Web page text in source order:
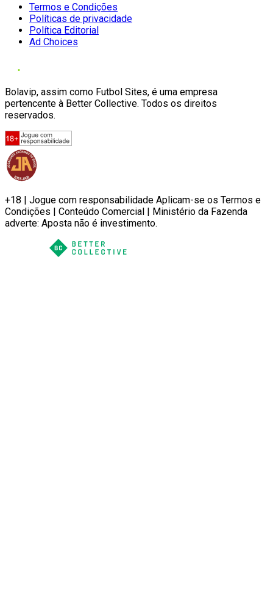
Termos e Condições
Políticas de privacidade
Política Editorial
Ad Choices
Bolavip, assim como Futbol Sites, é uma empresa
pertencente à Better Collective. Todos os direitos
reservados.
+18 | Jogue com responsabilidade Aplicam-se os Termos e
Condições | Conteúdo Comercial | Ministério da Fazenda
adverte: Aposta não é investimento.